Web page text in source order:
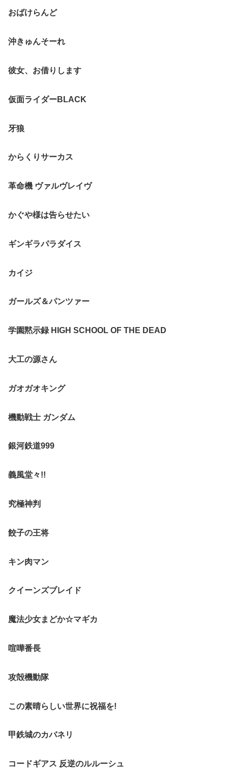
おばけらんど
沖きゅんそーれ
彼女、お借りします
仮面ライダーBLACK
牙狼
からくりサーカス
革命機 ヴァルヴレイヴ
かぐや様は告らせたい
ギンギラパラダイス
カイジ
ガールズ＆パンツァー
学園黙示録 HIGH SCHOOL OF THE DEAD
大工の源さん
ガオガオキング
機動戦士 ガンダム
銀河鉄道999
義風堂々!!
究極神判
餃子の王将
キン肉マン
クイーンズブレイド
魔法少女まどか☆マギカ
喧嘩番長
攻殻機動隊
この素晴らしい世界に祝福を!
甲鉄城のカバネリ
コードギアス 反逆のルルーシュ